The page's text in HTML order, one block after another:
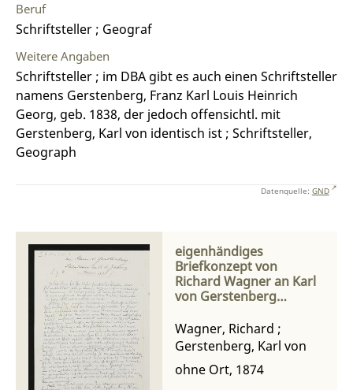
Beruf
Schriftsteller ; Geograf
Weitere Angaben
Schriftsteller ; im DBA gibt es auch einen Schriftsteller
namens Gerstenberg, Franz Karl Louis Heinrich
Georg, geb. 1838, der jedoch offensichtl. mit
Gerstenberg, Karl von identisch ist ; Schriftsteller,
Geograph
Datenquelle: GND
eigenhändiges
Briefkonzept von
Richard Wagner an Karl
von Gerstenberg
Zeitung)
Wagner, Richard ;
Gerstenberg, Karl von
ohne Ort, 1874